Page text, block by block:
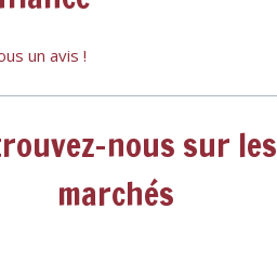
un avis !
nous sur les
marchés